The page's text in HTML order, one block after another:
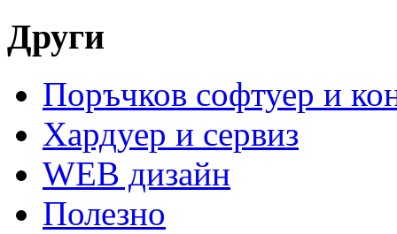
Други
Поръчков софтуер и
Хардуер и сервиз
WEB дизайн
Полезно